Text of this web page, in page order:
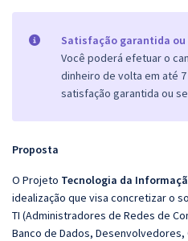
Satisfação garantida ou
Você poderá efetuar o
dinheiro de volta em até 7
satisfação garantida ou
Proposta
O Projeto Tecnologia da
idealização que visa concretizar o
TI (Administradores de Redes de
Banco de Dados,